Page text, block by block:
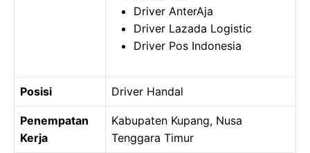
Driver AnterAja
Driver Lazada Logistic
Driver Pos Indonesia
Posisi Driver Handal
Penempatan
Kerja
Kabupaten Kupang, Nusa
Tenggara Timur